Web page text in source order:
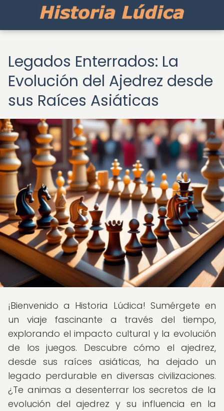
Legados Enterrados: La
Evolución del Ajedrez desde
sus Raíces Asiáticas
¡Bienvenido a Historia Lúdica! Sumérgete en
un viaje fascinante a través del tiempo,
explorando el impacto cultural y la evolución
de los juegos. Descubre cómo el ajedrez,
desde sus raíces asiáticas, ha dejado un
legado perdurable en diversas civilizaciones.
¿Te animas a desenterrar los secretos de la
evolución del ajedrez y su influencia en la